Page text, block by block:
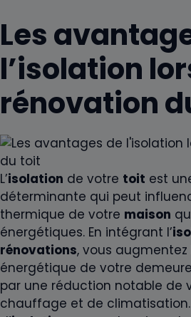
Les
l’isolation
rénovation
L’isolation de votre toit est
déterminante qui peut
thermique de votre maison
énergétiques. En intégrant l’
rénovations, vous
énergétique de votre
par une réduction notable de
chauffage et de climatisation.